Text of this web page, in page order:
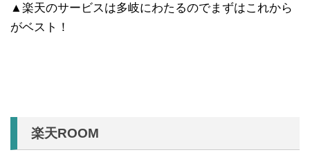
▲楽天のサービスは多岐にわたるのでまずはこれから
がベスト！
楽天ROOM